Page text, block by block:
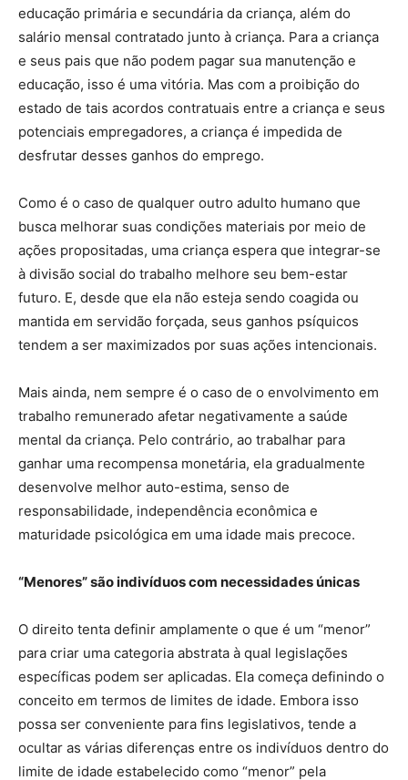
educação primária e secundária da criança, além do
salário mensal contratado junto à criança. Para a criança
e seus pais que não podem pagar sua manutenção e
educação, isso é uma vitória. Mas com a proibição do
estado de tais acordos contratuais entre a criança e seus
potenciais empregadores, a criança é impedida de
desfrutar desses ganhos do emprego.
Como é o caso de qualquer outro adulto humano que
busca melhorar suas condições materiais por meio de
ações propositadas, uma criança espera que integrar-se
à divisão social do trabalho melhore seu bem-estar
futuro. E, desde que ela não esteja sendo coagida ou
mantida em servidão forçada, seus ganhos psíquicos
tendem a ser maximizados por suas ações intencionais.
Mais ainda, nem sempre é o caso de o envolvimento em
trabalho remunerado afetar negativamente a saúde
mental da criança. Pelo contrário, ao trabalhar para
ganhar uma recompensa monetária, ela gradualmente
desenvolve melhor auto-estima, senso de
responsabilidade, independência econômica e
maturidade psicológica em uma idade mais precoce.
“Menores” são indivíduos com necessidades únicas
O direito tenta definir amplamente o que é um “menor”
para criar uma categoria abstrata à qual legislações
específicas podem ser aplicadas. Ela começa definindo o
conceito em termos de limites de idade. Embora isso
possa ser conveniente para fins legislativos, tende a
ocultar as várias diferenças entre os indivíduos dentro do
limite de idade estabelecido como “menor” pela